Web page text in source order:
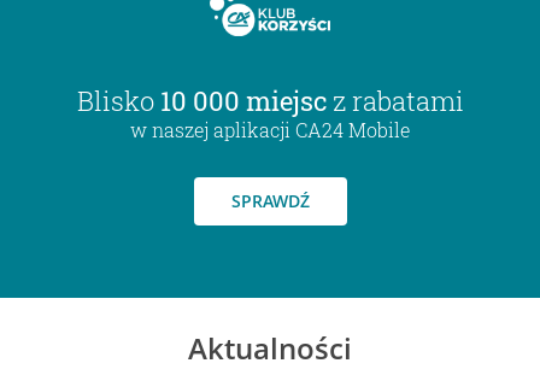
Blisko 10 000 miejsc z rabatami
w naszej aplikacji CA24 Mobile
SPRAWDŹ
Aktualności